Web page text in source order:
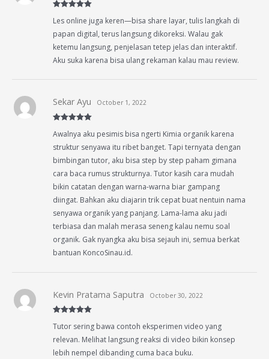
of 5
Les online juga keren—bisa share layar, tulis langkah di
papan digital, terus langsung dikoreksi. Walau gak
ketemu langsung, penjelasan tetep jelas dan interaktif.
Aku suka karena bisa ulang rekaman kalau mau review.
of 5
Sekar Ayu October 1, 2022
Awalnya aku pesimis bisa ngerti Kimia organik karena
struktur senyawa itu ribet banget. Tapi ternyata dengan
bimbingan tutor, aku bisa step by step paham gimana
cara baca rumus strukturnya. Tutor kasih cara mudah
bikin catatan dengan warna-warna biar gampang
diingat. Bahkan aku diajarin trik cepat buat nentuin nama
senyawa organik yang panjang. Lama-lama aku jadi
terbiasa dan malah merasa seneng kalau nemu soal
organik. Gak nyangka aku bisa sejauh ini, semua berkat
bantuan KoncoSinau.id.
of 5
Kevin Pratama Saputra October 30, 2022
Tutor sering bawa contoh eksperimen video yang
relevan. Melihat langsung reaksi di video bikin konsep
lebih nempel dibanding cuma baca buku.